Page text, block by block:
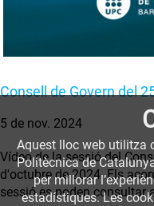
Consell de Govern del
5 de nov. 2024
Vídeo de la sessió del
d'octubre de 2024. Els
sessió es poden consultar
Aquest lloc web utilitza
Politècnica de
per millorar
estadístiques. Les